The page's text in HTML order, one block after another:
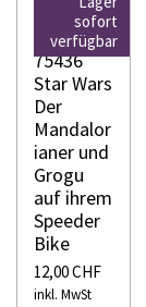
sofort
verfügbar
LEGO
75436
Star Wars
Der
Mandalor
ianer und
Grogu
auf ihrem
Speeder
Bike
12,00 CHF
inkl. MwSt